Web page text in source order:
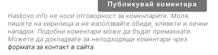
Haskovo.info не носи отговорност за коментарите. Моля,
пишете на кирилица и не използвайте обиди, клевети и лични
нападки. Подобни коментари може да бъдат премахнати.
Можете да докладвате за неподходящи коментари чрез
формата за контакт в сайта.